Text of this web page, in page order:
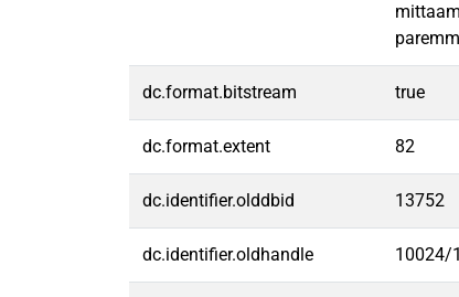
dc.format.bitstream true
dc.format.extent 82
dc.identifier.olddbid 13752
dc.identifier.oldhandle 10024/